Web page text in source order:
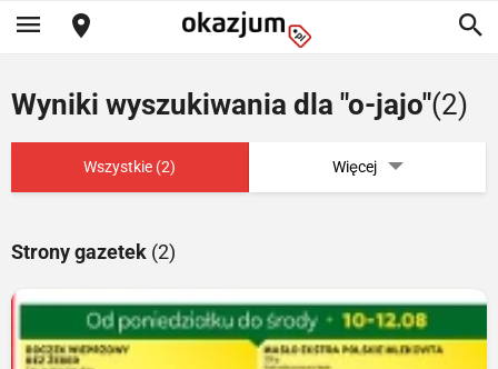
Wyniki wyszukiwania dla "o-jajo"(2)
Wszystkie (2) Więcej
Strony gazetek (2)